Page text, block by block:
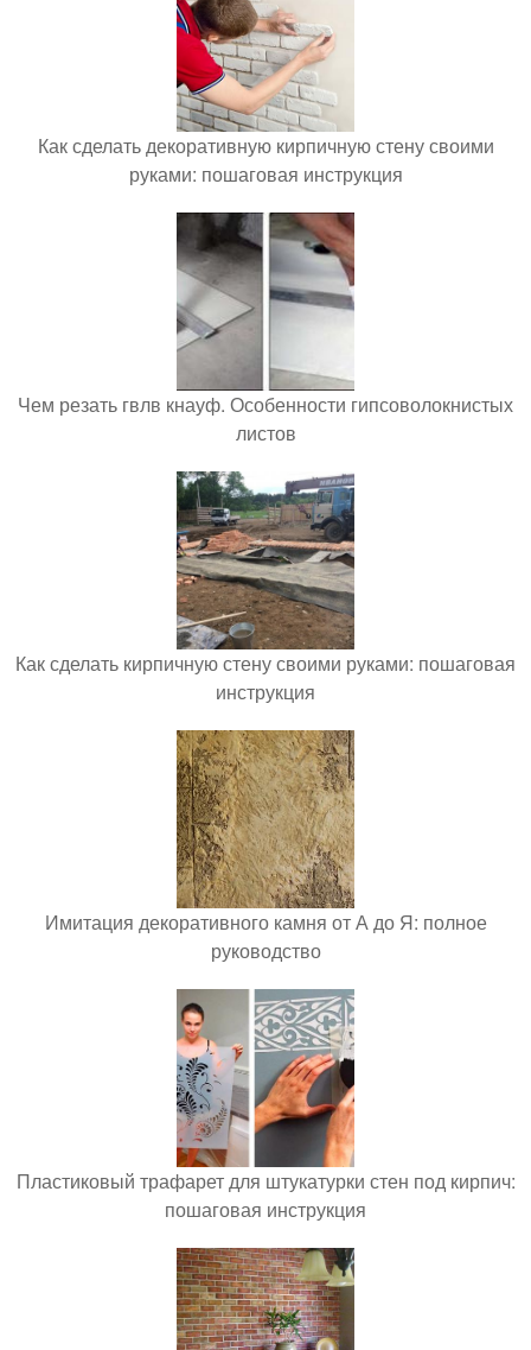
Как сделать декоративную кирпичную стену своими
руками: пошаговая инструкция
Чем резать гвлв кнауф. Особенности гипсоволокнистых
листов
Как сделать кирпичную стену своими руками: пошаговая
инструкция
Имитация декоративного камня от А до Я: полное
руководство
Пластиковый трафарет для штукатурки стен под кирпич:
пошаговая инструкция